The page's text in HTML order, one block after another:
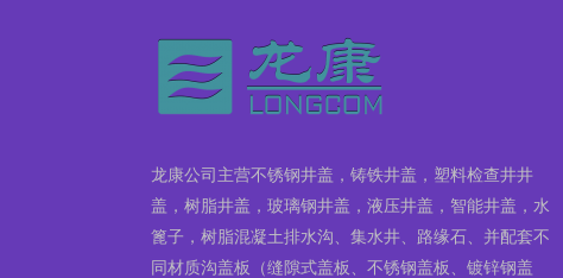
龙康公司主营不锈钢井盖，铸铁井盖，塑料检查井井
盖，树脂井盖，玻璃钢井盖，液压井盖，智能井盖，水
篦子，树脂混凝土排水沟、集水井、路缘石、并配套不
同材质沟盖板（缝隙式盖板、不锈钢盖板、镀锌钢盖